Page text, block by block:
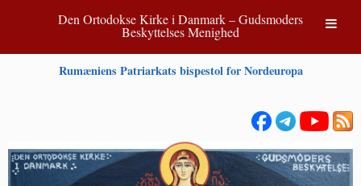
Den Ortodokse Kirke i Danmark – Gudsmoders
Beskyttelses Menighed
Rumæniens Patriarkats bispestol for Nordeuropa